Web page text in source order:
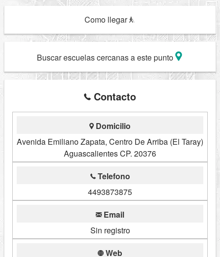
Como llegar
Buscar escuelas cercanas a este punto
Contacto
Domicilio
Avenida Emiliano Zapata, Centro De Arriba (El Taray)
Aguascalientes CP. 20376
Telefono
4493873875
Email
Sin registro
Web